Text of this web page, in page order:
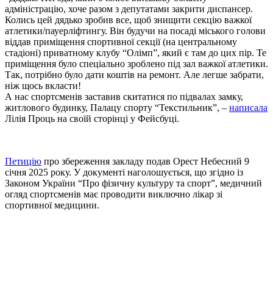
адміністрацію, хоче разом з депутатами закрити диспансер.
Колись цей дядько зробив все, щоб знищити секцію важкої
атлетики/пауерліфтингу. Він будучи на посаді міського голови
віддав приміщення спортивної секції (на центральному
стадіоні) приватному клубу “Олімп”, який є там до цих пір. Те
приміщення було спеціально зроблено під зал важкої атлетики.
Так, потрібно було дати коштів на ремонт. Але легше забрати,
ніж щось вкласти!
А нас спортсменів заставив скитатися по підвалах замку,
житлового будинку, Палацу спорту “Текстильник”, – написала
Лілія Проць на своїй сторінці у Фейсбуці.
Петицію про збереження закладу подав Орест Небесний 9
січня 2025 року. У документі наголошується, що згідно із
Законом України “Про фізичну культуру та спорт”, медичний
огляд спортсменів має проводити виключно лікар зі
спортивної медицини.